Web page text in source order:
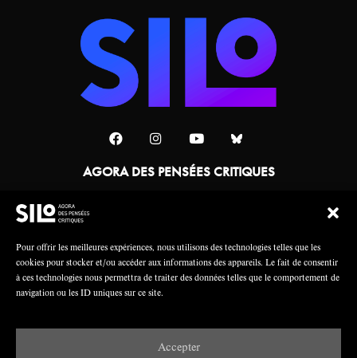
Pour offrir les meilleures expériences, nous utilisons des technologies telles que les
cookies pour stocker et/ou accéder aux informations des appareils. Le fait de consentir
à ces technologies nous permettra de traiter des données telles que le comportement de
navigation ou les ID uniques sur ce site.
Accepter
AGORA DES PENSÉES CRITIQUES